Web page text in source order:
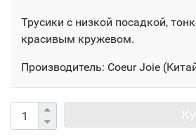
Трусики с низкой посадкой,
красивым кружевом.
Производитель: Coeur Joie